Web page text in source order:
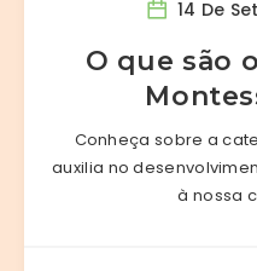
14 De
O que são
Conheça sobre a
auxilia no
à nossa